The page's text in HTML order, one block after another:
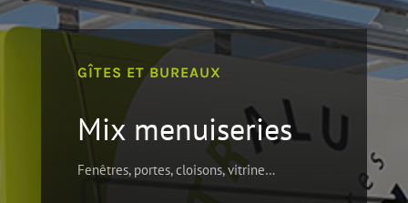
GÎTES ET BUREAUX
Mix menuiseries
Fenêtres, portes, cloisons, vitrine…